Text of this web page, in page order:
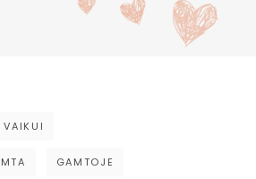
VAIKUI
GAMTOJE